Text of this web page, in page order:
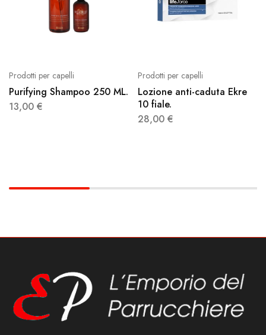
Prodotti per capelli
Purifying Shampoo 250 ML.
13,00 €
Prodotti per capelli
Lozione anti-caduta Ekre
10 fiale.
28,00 €